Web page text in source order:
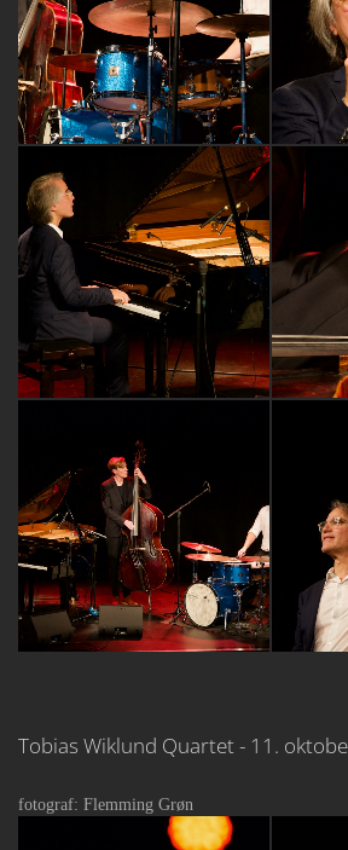
Tobias Wiklund Quartet - 11.
fotograf: Flemming Grøn